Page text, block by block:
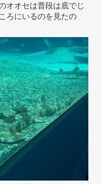
オオセは普段は底でじ
ろにいるのを見たの